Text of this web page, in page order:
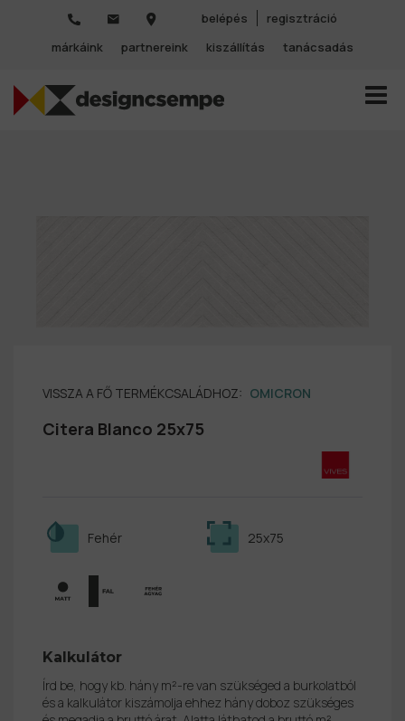
belépés
regisztráció
márkáink
partnereink kiszállítás tanácsadás
VISSZA A FŐ TERMÉKCSALÁDHOZ: OMICRON
Citera Blanco 25x75
25x75
Fehér
Kalkulátor
Írd be, hogy kb. hány m²-re van szükséged a burkolatból
és a kalkulátor kiszámolja ehhez hány doboz szükséges